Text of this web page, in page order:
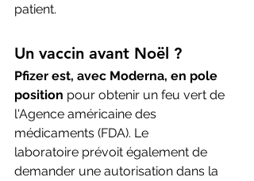
patient.
Un vaccin avant Noël ?
Pfizer est, avec Moderna, en pole
position pour obtenir un feu vert de
l'Agence américaine des
médicaments (FDA). Le
laboratoire prévoit également de
demander une autorisation dans la